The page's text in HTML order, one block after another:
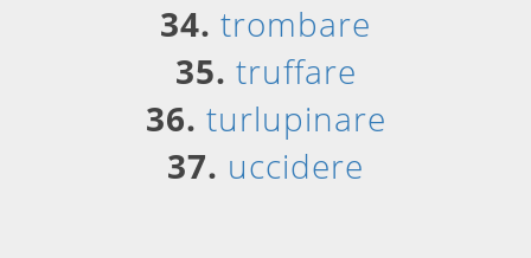
34. trombare
35. truffare
36. turlupinare
37. uccidere